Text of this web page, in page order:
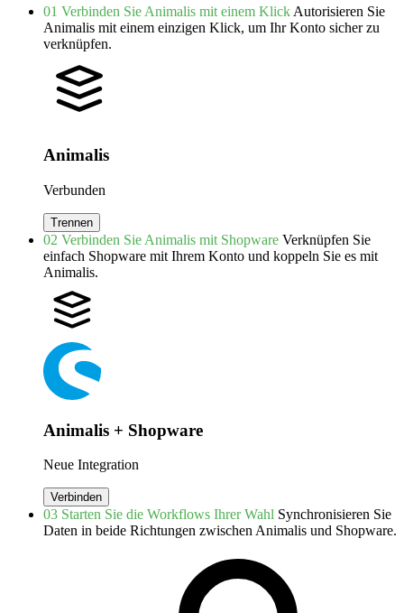
01 Verbinden Sie Animalis mit einem Klick Autorisieren Sie
Animalis mit einem einzigen Klick, um Ihr Konto sicher zu
verknüpfen.
Animalis
Verbunden
Trennen
02 Verbinden Sie Animalis mit Shopware Verknüpfen Sie
einfach Shopware mit Ihrem Konto und koppeln Sie es mit
Animalis.
Animalis + Shopware
Neue Integration
Verbinden
03 Starten Sie die Workflows Ihrer Wahl Synchronisieren Sie
Daten in beide Richtungen zwischen Animalis und Shopware.